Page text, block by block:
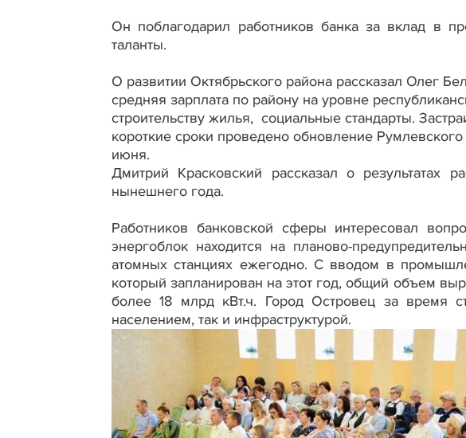
Он поблагодарил работников банка за вклад в
таланты.
О развитии Октябрьского района рассказал Олег
средняя зарплата по району на уровне
строительству жилья, социальные стандарты.
короткие сроки проведено обновление
июня.
Дмитрий Красковский рассказал о результатах
нынешнего года.
Работников банковской сферы интересовал
энергоблок находится на планово-
атомных станциях ежегодно. С вводом в
который запланирован на этот год, общий объем
более 18 млрд кВт.ч. Город Островец за время
населением, так и инфраструктурой.